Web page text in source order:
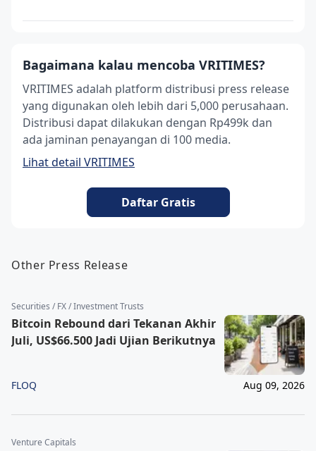
Bagaimana kalau mencoba VRITIMES?
VRITIMES adalah platform distribusi press release
yang digunakan oleh lebih dari 5,000 perusahaan.
Distribusi dapat dilakukan dengan Rp499k dan
ada jaminan penayangan di 100 media.
Lihat detail VRITIMES
Daftar Gratis
Other Press Release
Securities / FX / Investment Trusts
Bitcoin Rebound dari Tekanan Akhir
Juli, US$66.500 Jadi Ujian Berikutnya
FLOQ Aug 09, 2026
Venture Capitals